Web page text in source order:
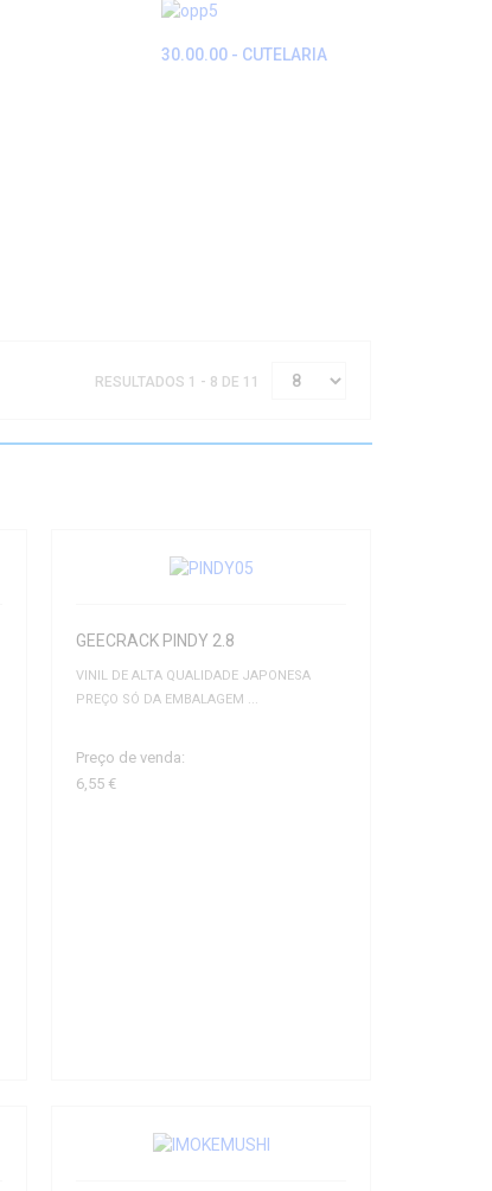
30.00.00 - CUTELARIA
RESULTADOS 1 - 8 DE 11
GEECRACK PINDY 2.8
VINIL DE ALTA QUALIDADE JAPONESA
PREÇO SÓ DA EMBALAGEM ...
Preço de venda:
6,55 €